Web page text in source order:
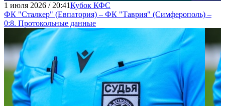
1 июля 2026 / 20:41Кубок КФС
ФК "Сталкер" (Евпатория) – ФК "Таврия" (Симферополь) –
0:8. Протокольные данные